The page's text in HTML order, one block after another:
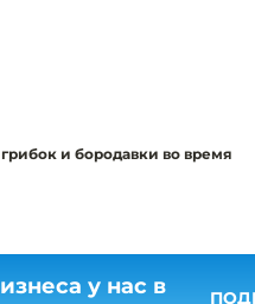
и бородавки во время
у нас в